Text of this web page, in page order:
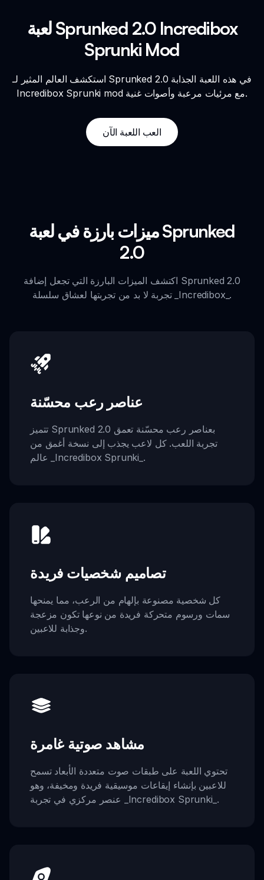
لعبة Sprunked 2.0 Incredibox
Sprunki Mod
استكشف العالم المثير لـ Sprunked 2.0 في هذه اللعبة الجذابة
Incredibox Sprunki mod مع مرئيات مرعبة وأصوات غنية.
العب اللعبة الآن
ميزات بارزة في لعبة Sprunked
2.0
اكتشف الميزات البارزة التي تجعل إضافة Sprunked 2.0
تجربة لا بد من تجربتها لعشاق سلسلة _Incredibox_.
عناصر رعب محسّنة
تتميز Sprunked 2.0 بعناصر رعب محسّنة تعمق
تجربة اللعب. كل لاعب يجذب إلى نسخة أغمق من
عالم _Incredibox Sprunki_.
تصاميم شخصيات فريدة
كل شخصية مصنوعة بإلهام من الرعب، مما يمنحها
سمات ورسوم متحركة فريدة من نوعها تكون مزعجة
وجذابة للاعبين.
مشاهد صوتية غامرة
تحتوي اللعبة على طبقات صوت متعددة الأبعاد تسمح
للاعبين بإنشاء إيقاعات موسيقية فريدة ومخيفة، وهو
عنصر مركزي في تجربة _Incredibox Sprunki_.